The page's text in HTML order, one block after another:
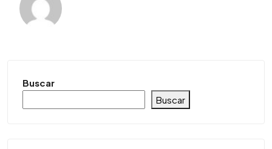
Buscar
Buscar